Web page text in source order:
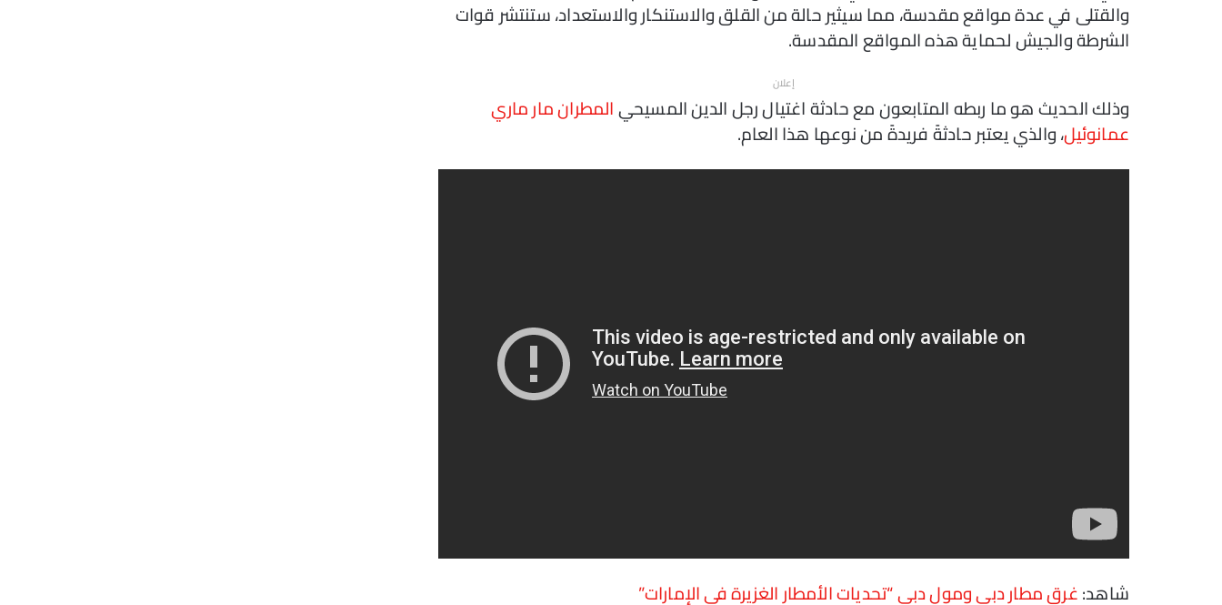
والقتلى في عدة مواقع مقدسة، مما سيثير حالة من القلق والاستنكار والاستعداد، ستنتشر قوات
الشرطة والجيش لحماية هذه المواقع المقدسة.
إعلان
وذلك الحديث هو ما ربطه المتابعون مع حادثة اغتيال رجل الدين المسيحيالمطران مار ماري
عمانوئيل، والذي يعتبر حادثةً فريدةً من نوعها هذا العام.
شاهد:غرق مطار دبي ومول دبي “تحديات الأمطار الغزيرة في الإمارات”